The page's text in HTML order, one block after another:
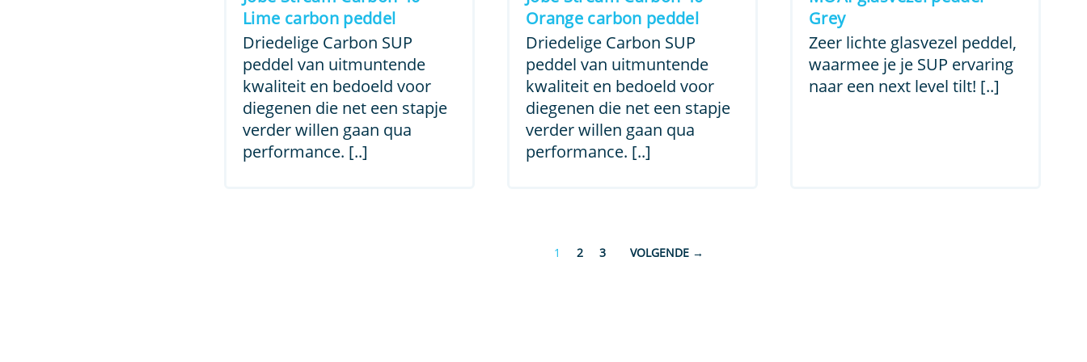
was:
€ 169,00.
is:
€ 59,00.
Lime carbon peddel
Driedelige Carbon SUP
peddel van uitmuntende
kwaliteit en bedoeld voor
diegenen die net een stapje
verder willen gaan qua
performance. [..]
was:
€ 169,00.
is:
€ 59,00.
Orange carbon peddel
Driedelige Carbon SUP
peddel van uitmuntende
kwaliteit en bedoeld voor
diegenen die net een stapje
verder willen gaan qua
performance. [..]
€ 148,99.
is:
€ 59,99.
Grey
Zeer lichte glasvezel peddel,
waarmee je je SUP ervaring
naar een next level tilt! [..]
1 2 3 →